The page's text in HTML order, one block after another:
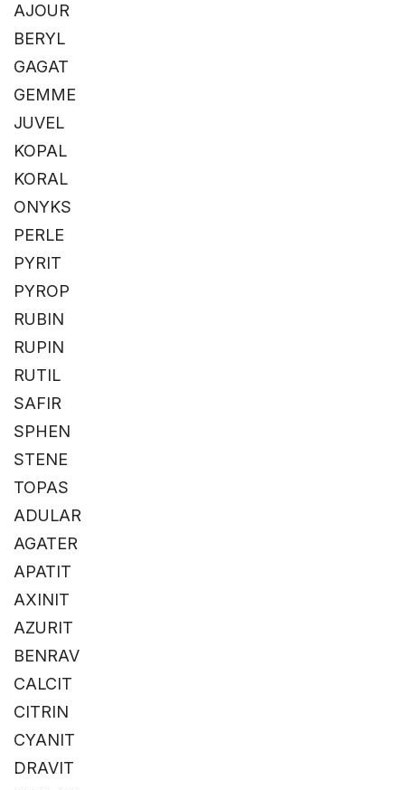
AJOUR
BERYL
GAGAT
GEMME
JUVEL
KOPAL
KORAL
ONYKS
PERLE
PYRIT
PYROP
RUBIN
RUPIN
RUTIL
SAFIR
SPHEN
STENE
TOPAS
ADULAR
AGATER
APATIT
AXINIT
AZURIT
BENRAV
CALCIT
CITRIN
CYANIT
DRAVIT